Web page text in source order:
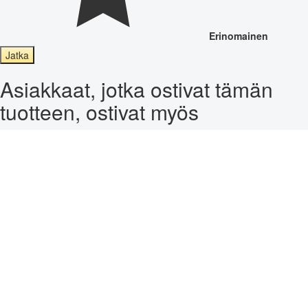
Erinomainen
Jatka
Asiakkaat, jotka ostivat tämän
tuotteen, ostivat myös